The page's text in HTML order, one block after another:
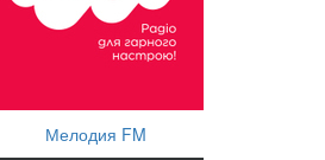
Мелодия FM